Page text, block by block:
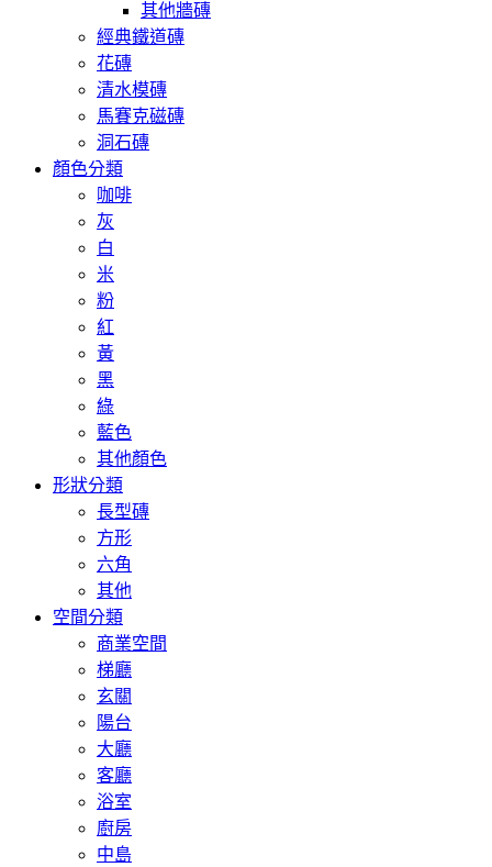
其他牆磚
經典鐵道磚
花磚
清水模磚
馬賽克磁磚
洞石磚
顏色分類
咖啡
灰
白
米
粉
紅
黃
黑
綠
藍色
其他顏色
形狀分類
長型磚
方形
六角
其他
空間分類
商業空間
梯廳
玄關
陽台
大廳
客廳
浴室
廚房
中島